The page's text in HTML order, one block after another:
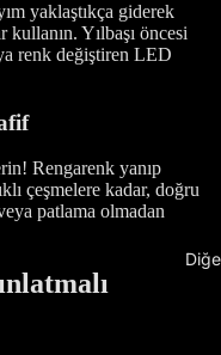
yaklaştıkça giderek
kullanın. Yılbaşı öncesi
renk değiştiren LED
Rengarenk yanıp
çeşmelere kadar, doğru
patlama olmadan